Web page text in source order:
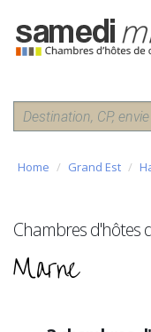
Home Grand Est
Chambres d'hôtes
Marne